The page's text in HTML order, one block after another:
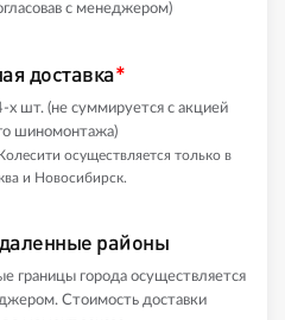
с менеджером)
доставка*
х шт. (не суммируется с акцией
шиномонтажа)
осуществляется только в
и Новосибирск.
районы
границы города осуществляется
Стоимость доставки